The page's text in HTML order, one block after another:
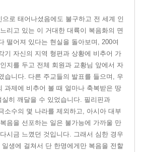
으로 태어나셨음에도 불구하고 전 세계 인
리고 있는 이 거대한 대륙이 복음화의 면
떨어져 있다는 현실을 돌아보며, 200여
기 자신의 지역 형편과 상황에 비추어 가
지를 두고 전체 회원과 교황님 앞에서 자
습니다. 다른 주교들의 발표를 들으며, 우
과제에 비추어 볼 때 얼마나 축복받은 땅
히 깨달을 수 있었습니다. 필리핀과
소수의 몇 나라를 제외하고, 아시아 대부
음을 선포하는 일은 불가능에 가까울 만
시금 느꼈던 것입니다. 그래서 심한 경우
생에 걸쳐서 단 한명에게만 복음을 전할